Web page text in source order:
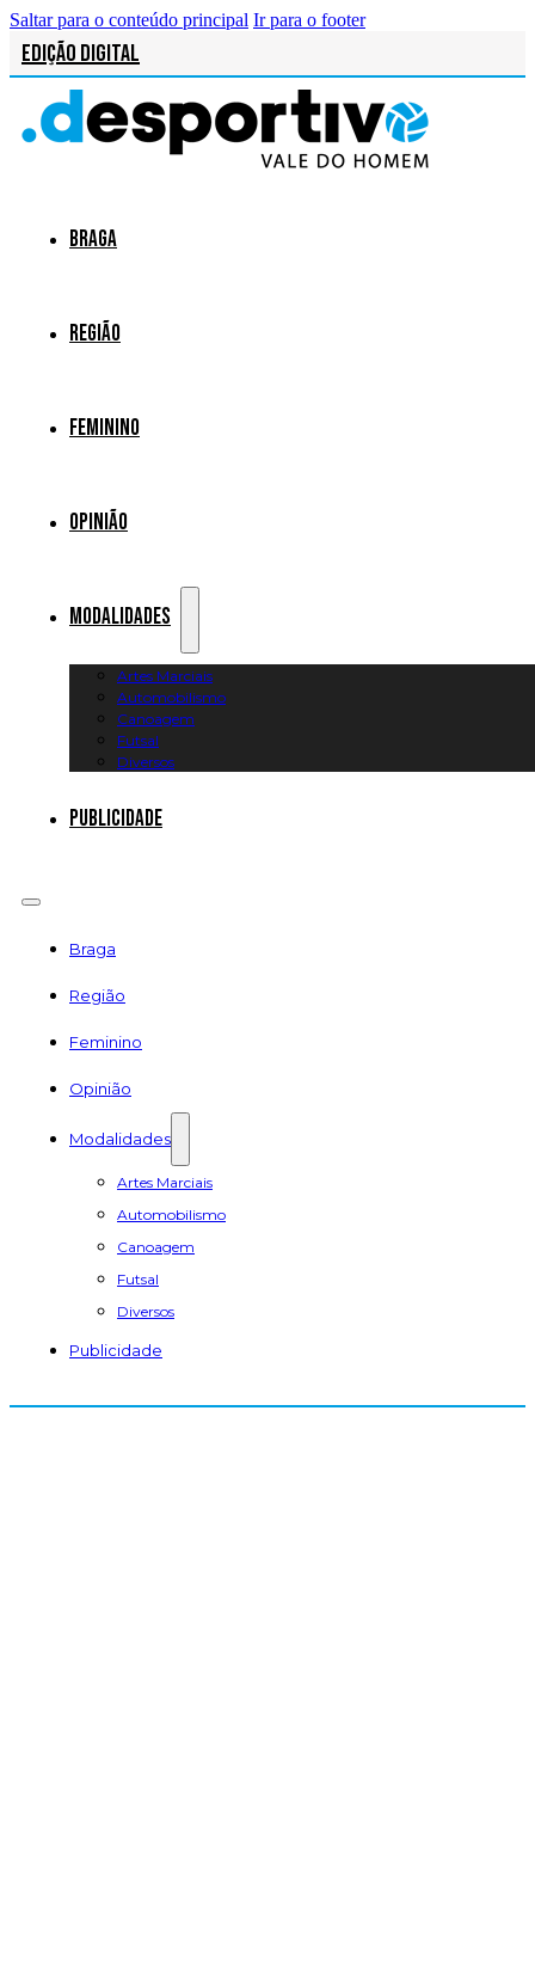
Saltar para o conteúdo principal Ir para o footer
Edição Digital
Braga
Região
Feminino
Opinião
Modalidades
Artes Marciais
Automobilismo
Canoagem
Futsal
Diversos
Publicidade
Braga
Região
Feminino
Opinião
Modalidades
Artes Marciais
Automobilismo
Canoagem
Futsal
Diversos
Publicidade